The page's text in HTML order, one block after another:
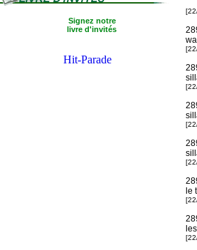
Signez notre
livre d'invités
le